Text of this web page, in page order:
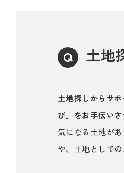
土地
土地探しからサ
び」をお手伝いさ
気になる土地が
や、土地として